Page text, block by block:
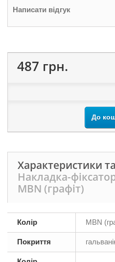
Написати відгук
487 грн.
До
Характеристики
Накладка-
MBN (графіт)
Колір MBN
Покриття